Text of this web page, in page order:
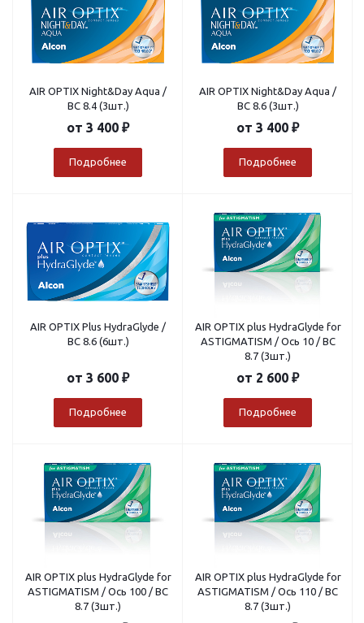
AIR OPTIX Night&Day Aqua /
BC 8.4 (3шт.)
от 3 400 ₽
Подробнее
AIR OPTIX Night&Day Aqua /
BC 8.6 (3шт.)
от 3 400 ₽
Подробнее
AIR OPTIX Plus HydraGlyde /
BC 8.6 (6шт.)
от 3 600 ₽
Подробнее
AIR OPTIX plus HydraGlyde for
ASTIGMATISM / Ось 10 / BC
8.7 (3шт.)
от 2 600 ₽
Подробнее
AIR OPTIX plus HydraGlyde for
ASTIGMATISM / Ось 100 / BC
8.7 (3шт.)
AIR OPTIX plus HydraGlyde for
ASTIGMATISM / Ось 110 / BC
8.7 (3шт.)